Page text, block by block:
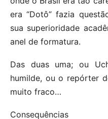
era “Dotô” fazia
sua superioridade
anel de formatura.
Das duas uma; ou
humilde, ou o repórter
muito fraco…
Consequências